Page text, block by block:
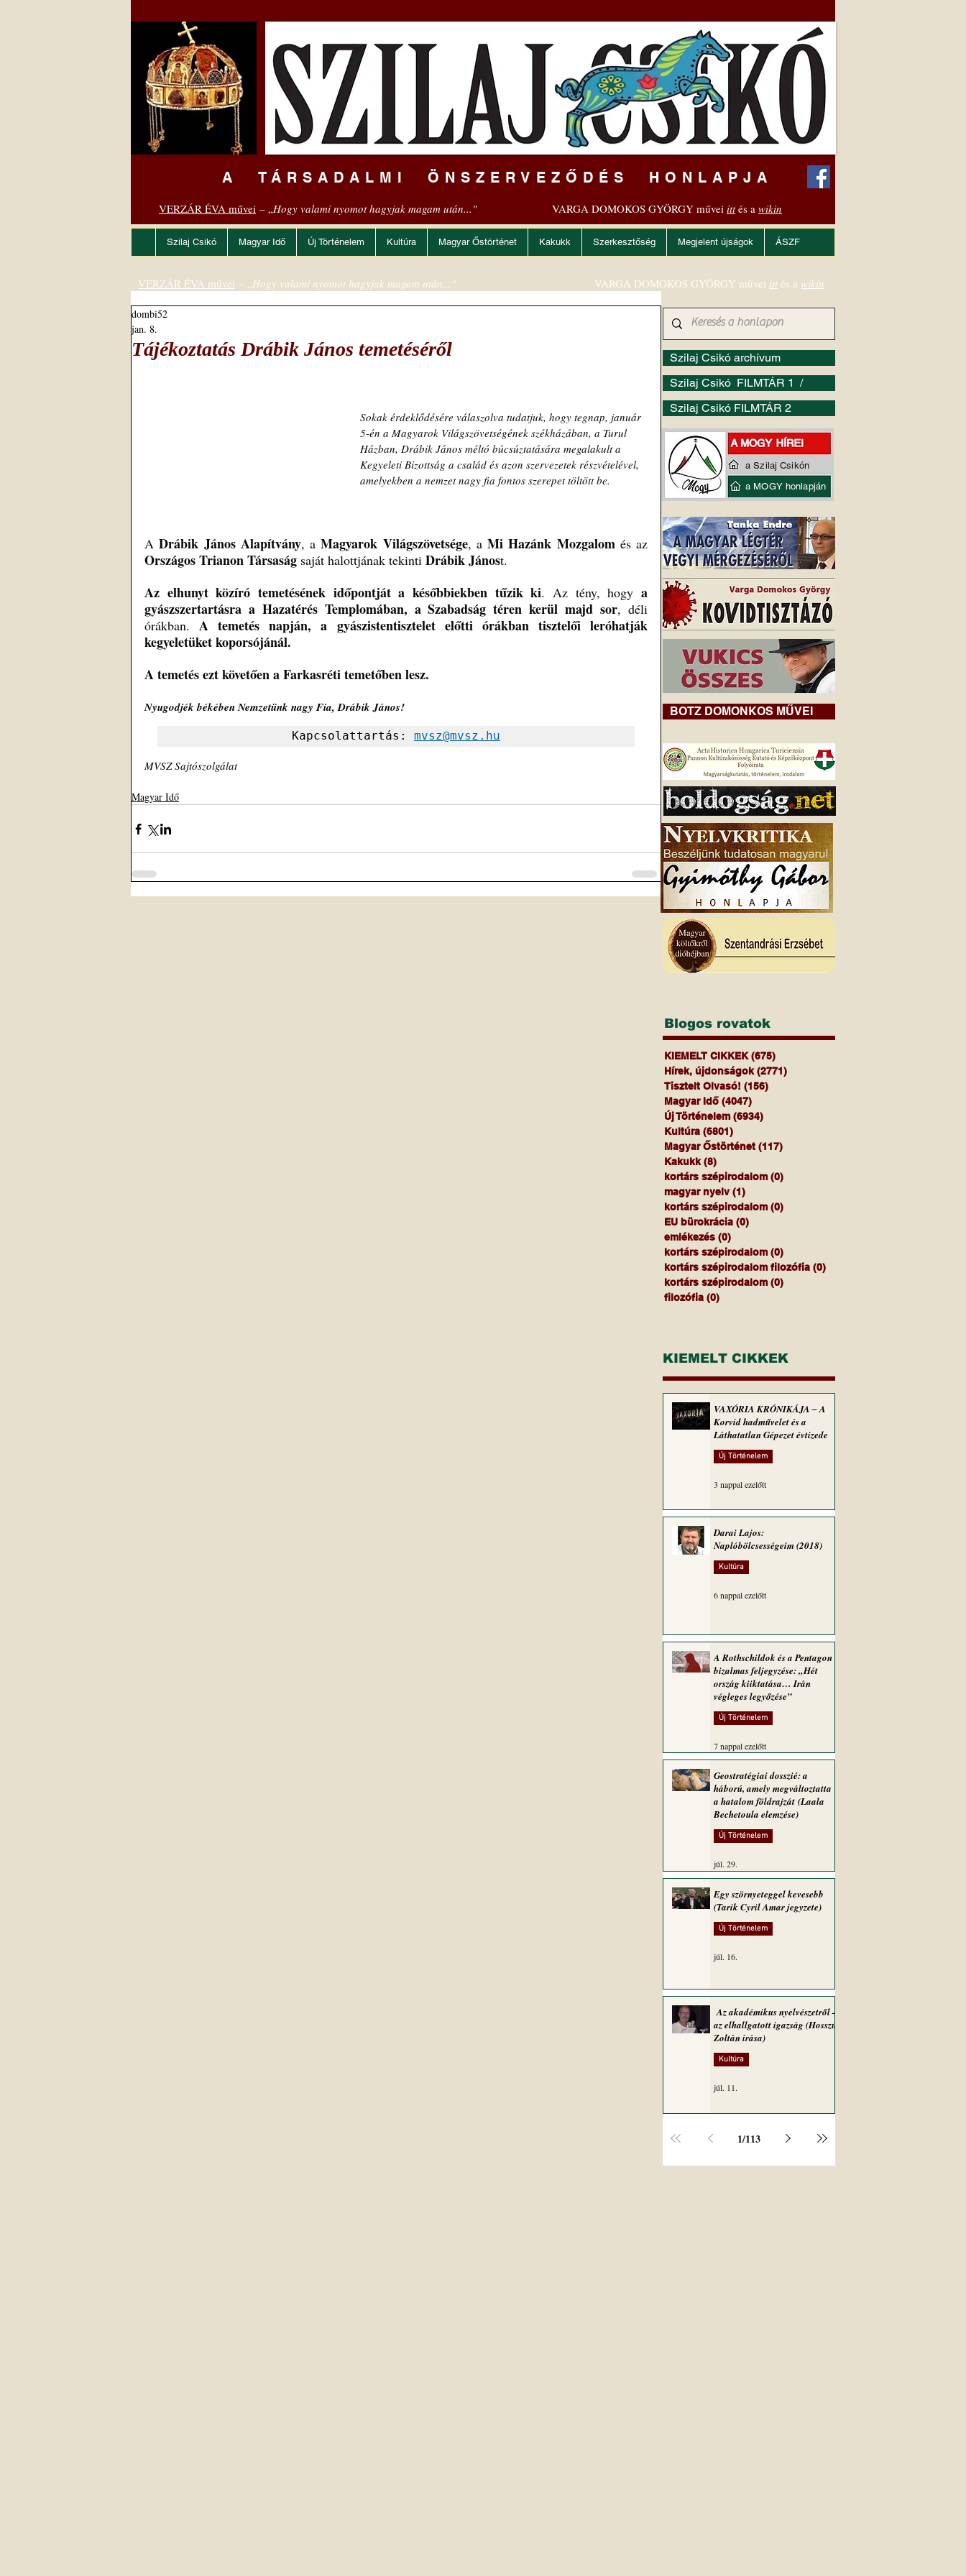
A TÁRSADALMI ÖNSZERVEZŐDÉS HONLAPJA
VERZÁR ÉVA művei – „Hogy valami nyomot hagyjak magam után..." VARGA DOMOKOS GYÖRGY művei ittés a wikin
Szilaj Csikó Magyar Idő Új Történelem Kultúra Magyar Őstörténet Kakukk Szerkesztőség Megjelent újságok ÁSZF
Tájékoztatás Drábik János temetéséről
dombi52
jan. 8.
Sokak érdeklődésére válaszolva tudatjuk, hogy tegnap, január
5-én a Magyarok Világszövetségének székházában, a Turul
Házban, Drábik János méltó búcsúztatására megalakult a
Kegyeleti Bizottság a család és azon szervezetek részvételével,
amelyekben a nemzet nagy fia fontos szerepet töltött be.
A Drábik János Alapítvány, a Magyarok Világszövetsége, a Mi Hazánk Mozgalom
Országos Trianon Társaság saját halottjának tekinti Drábik Jánost.
Az elhunyt közíró temetésének időpontját a későbbiekben tűzik ki. Az tény, hogy a
gyászszertartásra a Hazatérés Templomában, a Szabadság téren kerül majd sor, déli
órákban. A temetés napján, a gyászistentisztelet előtti órákban tisztelői leróhatják
kegyeletüket koporsójánál.
A temetés ezt követően a Farkasréti temetőben lesz.
Nyugodjék békében Nemzetünk nagy Fia, Drábik János!
Kapcsolattartás: mvsz@mvsz.hu
MVSZ Sajtószolgálat
Magyar Idő
Szilaj Csikó archívum
Szilaj Csikó FILMTÁR 1 /
Szilaj Csikó FILMTÁR 2
VERZÁR ÉVA művei – „Hogy valami nyomot hagyjak magam után..." VARGA DOMOKOS GYÖRGY művei itt és a wikin
BOTZ DOMONKOS MŰVEI
Blogos rovatok
KIEMELT CIKKEK (675)
Hírek, újdonságok (2771)
Tisztelt Olvasó! (156)
Magyar Idő (4047)
Új Történelem (6934)
Kultúra (6801)
Magyar Őstörténet (117)
Kakukk (8)
kortárs szépirodalom (0)
magyar nyelv (1)
kortárs szépirodalom (0)
EU bürokrácia (0)
emlékezés (0)
kortárs szépirodalom (0)
kortárs szépirodalom filozófia (0)
kortárs szépirodalom (0)
filozófia (0)
KIEMELT CIKKEK
VAXÓRIA KRÓNIKÁJA ‒ A
Korvid hadművelet és a
Láthatatlan Gépezet évtizede
Új Történelem
3 nappal ezelőtt
Darai Lajos:
Naplóbölcsességeim (2018)
Kultúra
6 nappal ezelőtt
A Rothschildok és a Pentagon
bizalmas feljegyzése: „Hét
ország kiiktatása… Irán
végleges legyőzése”
Új Történelem
7 nappal ezelőtt
Geostratégiai dosszié: a
háború, amely megváltoztatta
a hatalom földrajzát (Laala
Bechetoula elemzése)
Új Történelem
júl. 29.
Egy szörnyeteggel kevesebb
(Tarik Cyril Amar jegyzete)
Új Történelem
júl. 16.
Az akadémikus nyelvészetről –
az elhallgatott igazság (Hosszú
Zoltán írása)
Kultúra
júl. 11.
1/113
a Szilaj Csikón
a MOGY honlapján